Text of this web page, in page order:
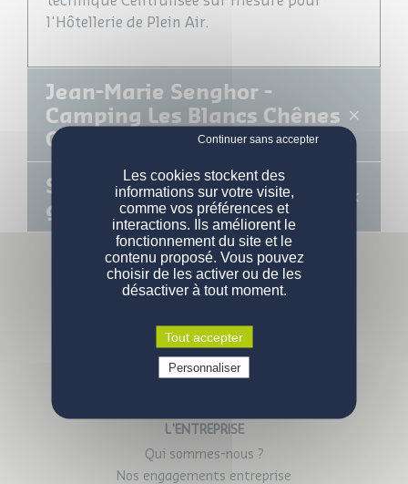
NOS MOBIL-HOMES
Nos modèles
Nos gammes
PERSONNALISATION
Configurations de série
DEVENIR PROPRIÉTAIRE
Pourquoi acheter un mobil-home ?
Comment devenir propriétaire ?
Prix d'un mobil-home neuf
Questions / réponses
ENGAGEMENTS
La qualité des produits
Qui sommes-nous
CONTACT
Demande d'informations
VOUS ÊTES UN PROFESSIONNEL
l'Hôtellerie de Plein Air.
Jean-Marie Senghor -
Camping Les Blancs Chênes
Groupe Vagues Océanes
Sophie Ferjani - Égérie du
groupe Gustave Rideau
Parc Activités Landette
85190 Venansault
L'ENTREPRISE
Qui sommes-nous ?
Nos engagements entreprise
Les cookies stockent des
informations sur votre visite,
comme vos préférences et
interactions. Ils améliorent le
fonctionnement du site et le
contenu proposé. Vous pouvez
choisir de les activer ou de les
désactiver à tout moment.
Tout accepter
Personnaliser